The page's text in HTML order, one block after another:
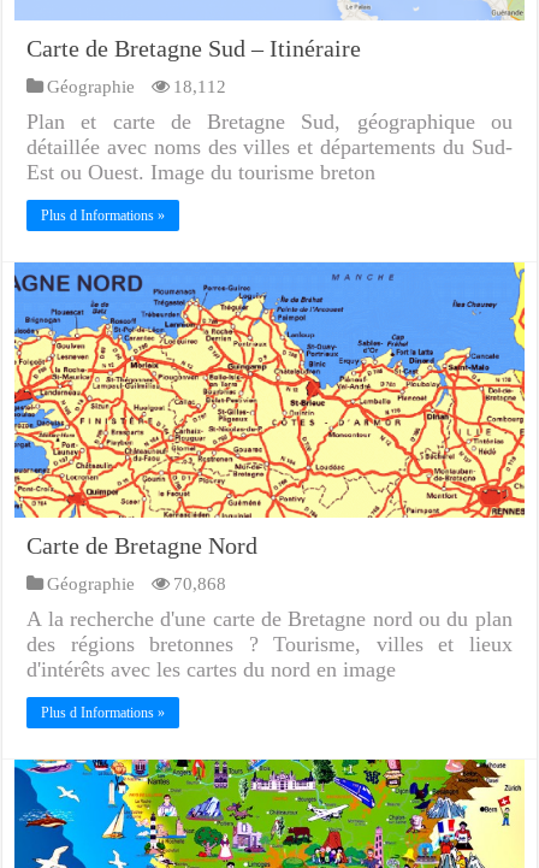
Carte de Bretagne Sud – Itinéraire
Géographie 18,112
Plan et carte de Bretagne Sud, géographique ou
détaillée avec noms des villes et départements du Sud-
Est ou Ouest. Image du tourisme breton
Plus d Informations »
Carte de Bretagne Nord
Géographie 70,868
A la recherche d'une carte de Bretagne nord ou du plan
des régions bretonnes ? Tourisme, villes et lieux
d'intérêts avec les cartes du nord en image
Plus d Informations »